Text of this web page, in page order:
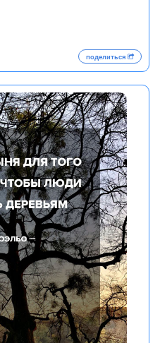
поделиться